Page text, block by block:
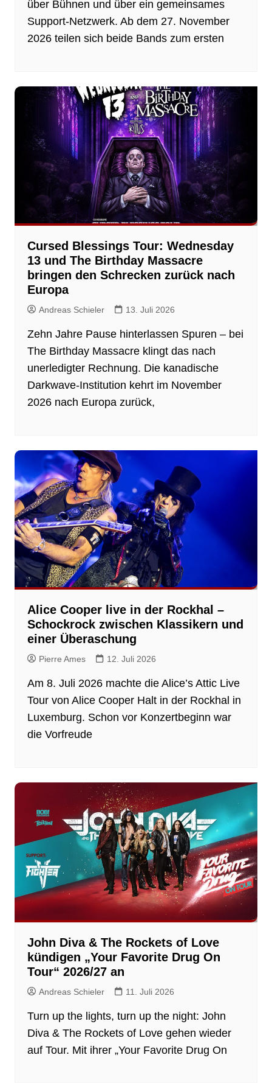
über Bühnen und über ein gemeinsames
Support-Netzwerk. Ab dem 27. November
2026 teilen sich beide Bands zum ersten
Cursed Blessings Tour: Wednesday
13 und The Birthday Massacre
bringen den Schrecken zurück nach
Europa
Andreas Schieler 13. Juli 2026
Zehn Jahre Pause hinterlassen Spuren – bei
The Birthday Massacre klingt das nach
unerledigter Rechnung. Die kanadische
Darkwave-Institution kehrt im November
2026 nach Europa zurück,
Alice Cooper live in der Rockhal –
Schockrock zwischen Klassikern und
einer Überaschung
Pierre Ames 12. Juli 2026
Am 8. Juli 2026 machte die Alice’s Attic Live
Tour von Alice Cooper Halt in der Rockhal in
Luxemburg. Schon vor Konzertbeginn war
die Vorfreude
John Diva & The Rockets of Love
kündigen „Your Favorite Drug On
Tour“ 2026/27 an
Andreas Schieler 11. Juli 2026
Turn up the lights, turn up the night: John
Diva & The Rockets of Love gehen wieder
auf Tour. Mit ihrer „Your Favorite Drug On